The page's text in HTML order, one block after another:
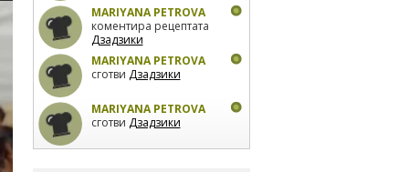
MARIYANA PETROVA
коментира рецептата
Дзадзики
MARIYANA PETROVA
сготви Дзадзики
MARIYANA PETROVA
сготви Дзадзики